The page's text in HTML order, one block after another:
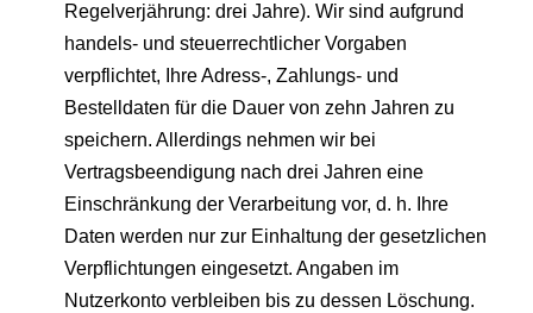
Regelverjährung: drei Jahre). Wir sind aufgrund
handels- und steuerrechtlicher Vorgaben
verpflichtet, Ihre Adress-, Zahlungs- und
Bestelldaten für die Dauer von zehn Jahren zu
speichern. Allerdings nehmen wir bei
Vertragsbeendigung nach drei Jahren eine
Einschränkung der Verarbeitung vor, d. h. Ihre
Daten werden nur zur Einhaltung der gesetzlichen
Verpflichtungen eingesetzt. Angaben im
Nutzerkonto verbleiben bis zu dessen Löschung.